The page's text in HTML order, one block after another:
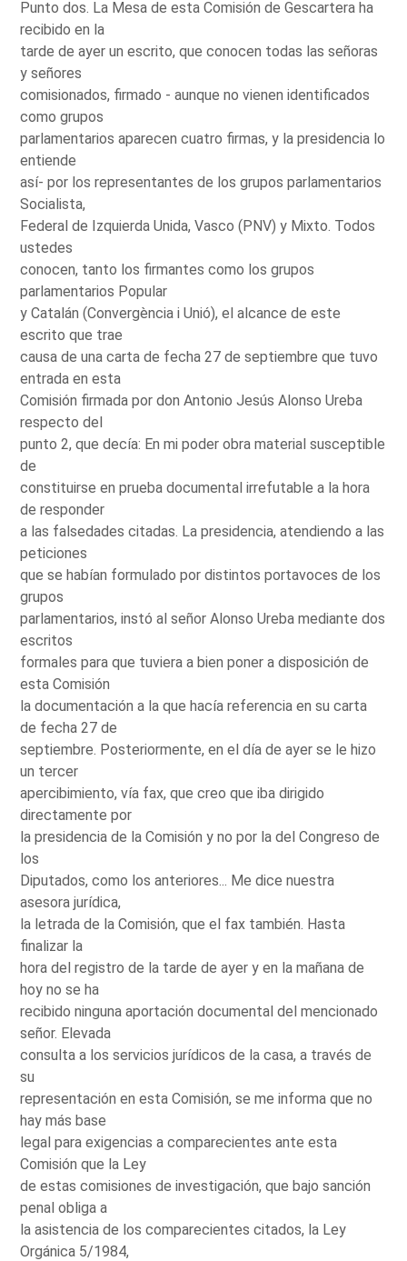
Punto dos. La Mesa de esta Comisión de Gescartera ha
recibido en la
tarde de ayer un escrito, que conocen todas las señoras
y señores
comisionados, firmado - aunque no vienen identificados
como grupos
parlamentarios aparecen cuatro firmas, y la presidencia lo
entiende
así- por los representantes de los grupos parlamentarios
Socialista,
Federal de Izquierda Unida, Vasco (PNV) y Mixto. Todos
ustedes
conocen, tanto los firmantes como los grupos
parlamentarios Popular
y Catalán (Convergència i Unió), el alcance de este
escrito que trae
causa de una carta de fecha 27 de septiembre que tuvo
entrada en esta
Comisión firmada por don Antonio Jesús Alonso Ureba
respecto del
punto 2, que decía: En mi poder obra material susceptible
de
constituirse en prueba documental irrefutable a la hora
de responder
a las falsedades citadas. La presidencia, atendiendo a las
peticiones
que se habían formulado por distintos portavoces de los
grupos
parlamentarios, instó al señor Alonso Ureba mediante dos
escritos
formales para que tuviera a bien poner a disposición de
esta Comisión
la documentación a la que hacía referencia en su carta
de fecha 27 de
septiembre. Posteriormente, en el día de ayer se le hizo
un tercer
apercibimiento, vía fax, que creo que iba dirigido
directamente por
la presidencia de la Comisión y no por la del Congreso de
los
Diputados, como los anteriores... Me dice nuestra
asesora jurídica,
la letrada de la Comisión, que el fax también. Hasta
finalizar la
hora del registro de la tarde de ayer y en la mañana de
hoy no se ha
recibido ninguna aportación documental del mencionado
señor. Elevada
consulta a los servicios jurídicos de la casa, a través de
su
representación en esta Comisión, se me informa que no
hay más base
legal para exigencias a comparecientes ante esta
Comisión que la Ley
de estas comisiones de investigación, que bajo sanción
penal obliga a
la asistencia de los comparecientes citados, la Ley
Orgánica 5/1984,